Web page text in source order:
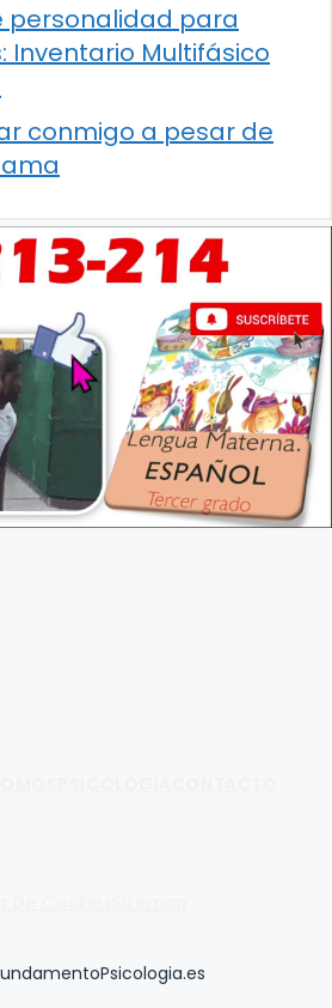
personalidad para
Inventario Multifásico
conmigo a pesar de